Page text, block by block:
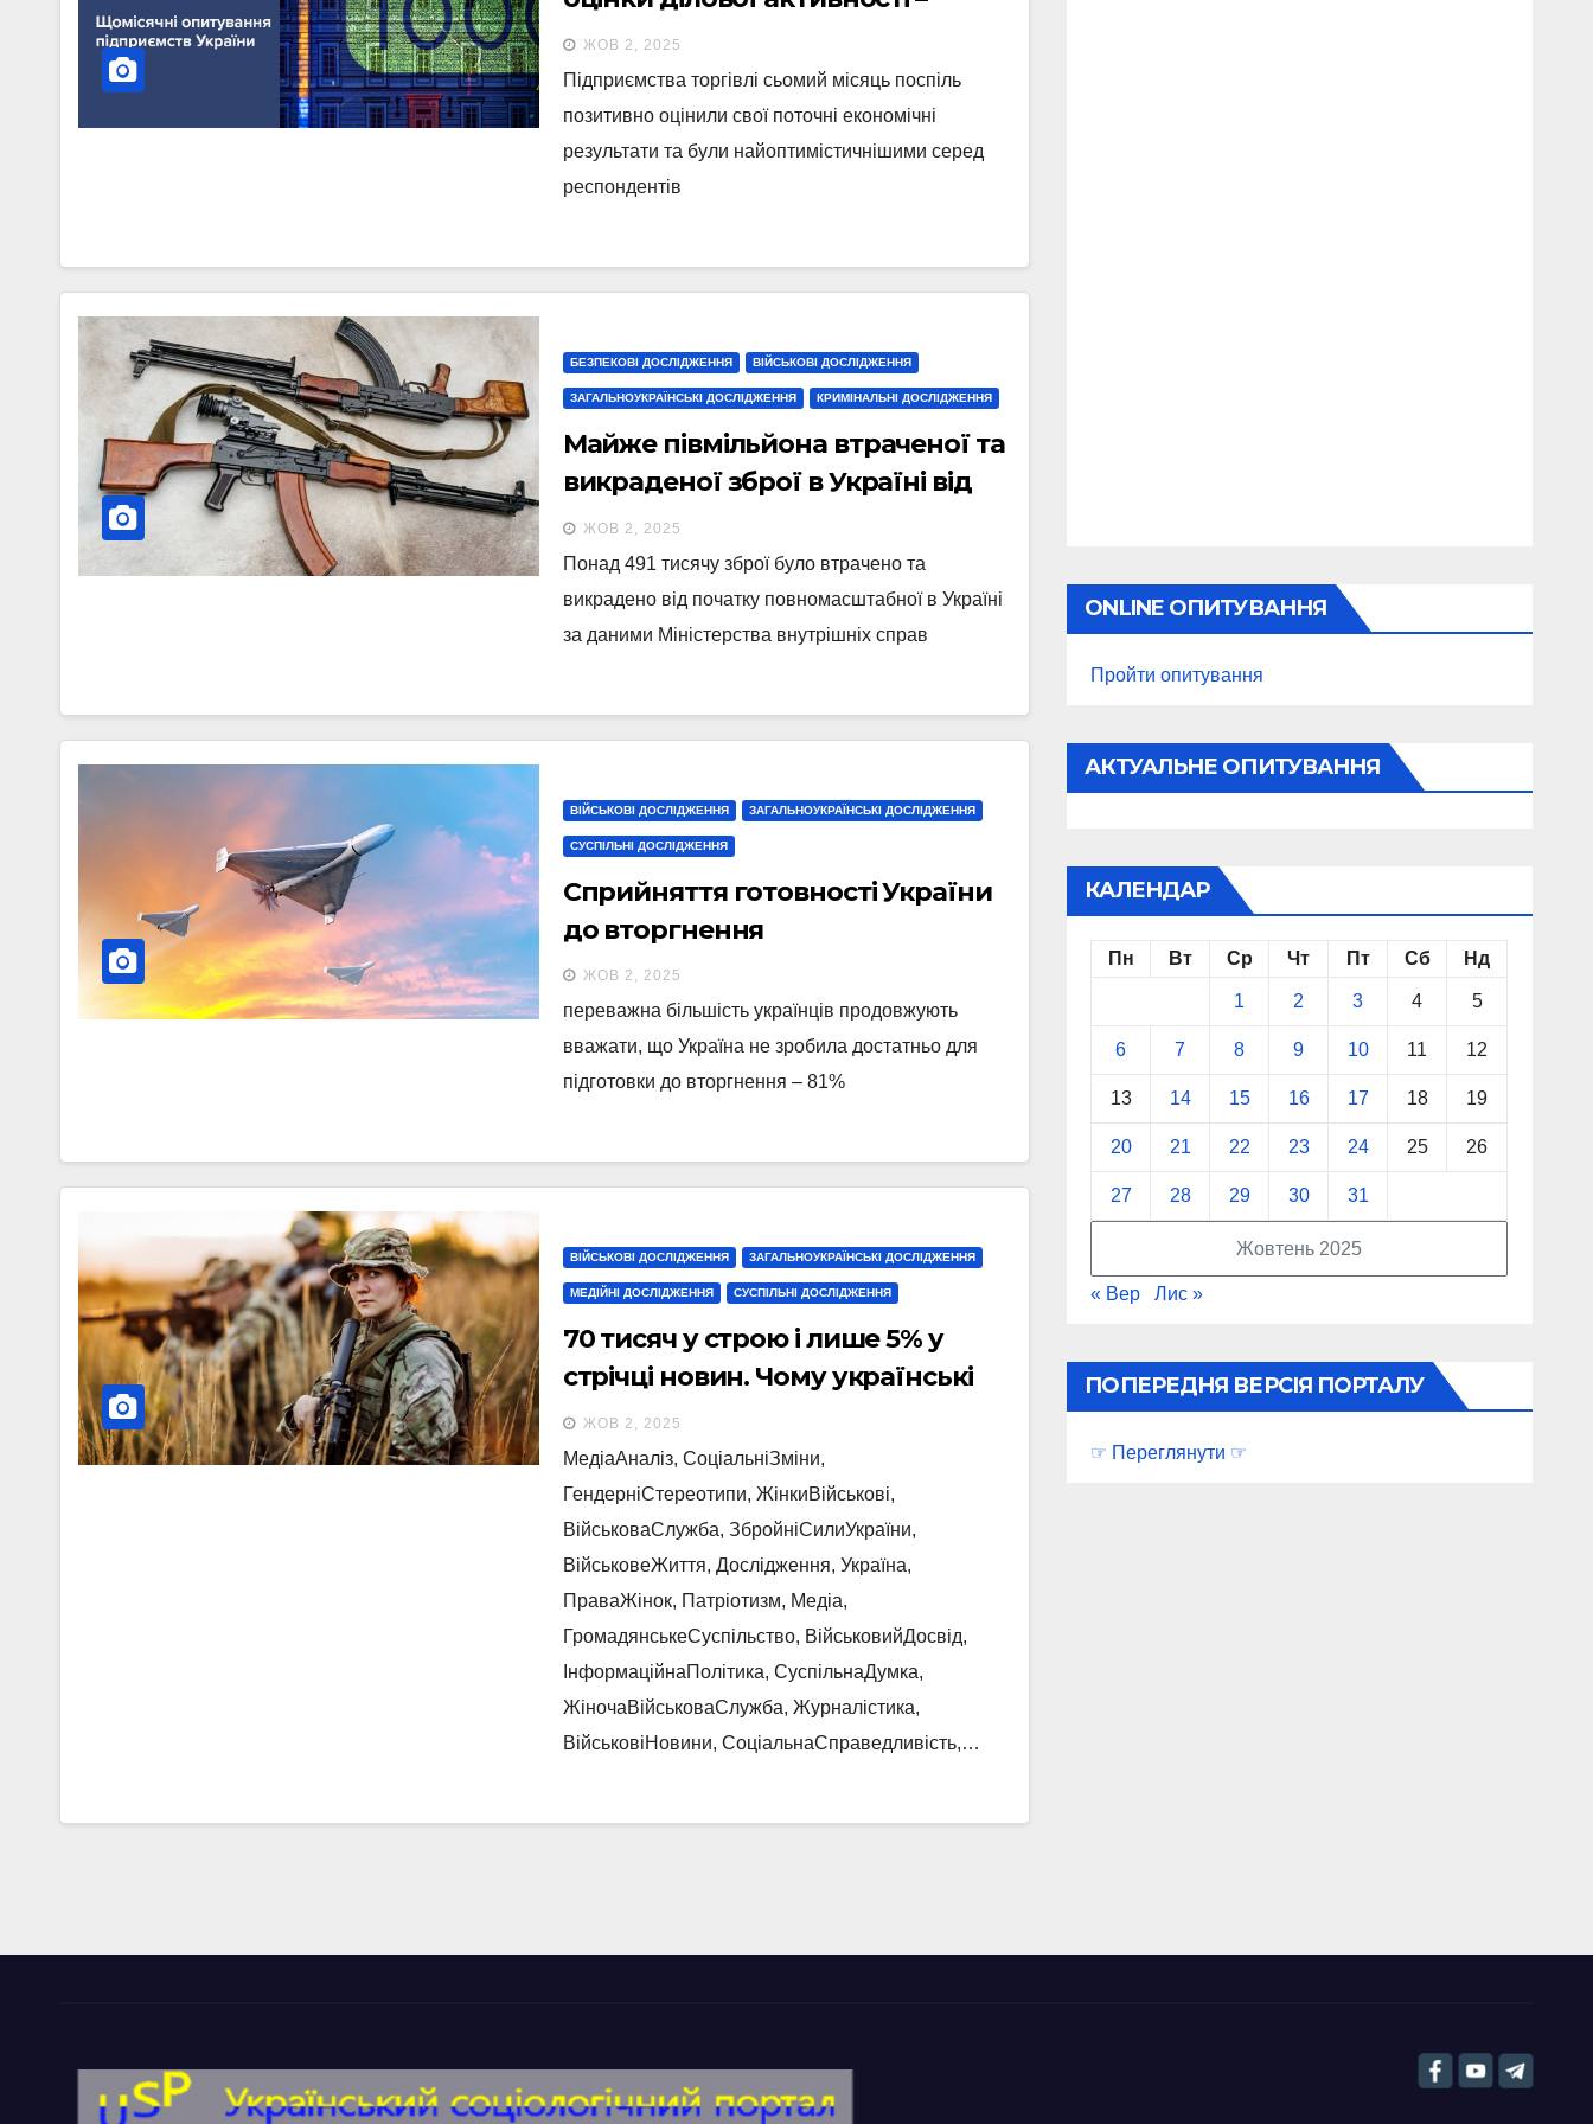
підсумки опитування
підприємств у вересні
ЖОВ 2, 2025
Підприємства торгівлі сьомий місяць поспіль
позитивно оцінили свої поточні економічні
результати та були найоптимістичнішими серед
респондентів
БЕЗПЕКОВІ ДОСЛІДЖЕННЯ ВІЙСЬКОВІ ДОСЛІДЖЕННЯ
ЗАГАЛЬНОУКРАЇНСЬКІ ДОСЛІДЖЕННЯ КРИМІНАЛЬНІ ДОСЛІДЖЕННЯ
Майже півмільйона втраченої та
викраденої зброї в Україні від
початку повномасштабної
ЖОВ 2, 2025
Понад 491 тисячу зброї було втрачено та
викрадено від початку повномасштабної в Україні
за даними Міністерства внутрішніх справ
ВІЙСЬКОВІ ДОСЛІДЖЕННЯ ЗАГАЛЬНОУКРАЇНСЬКІ ДОСЛІДЖЕННЯ
СУСПІЛЬНІ ДОСЛІДЖЕННЯ
Сприйняття готовності України
до вторгнення
ЖОВ 2, 2025
переважна більшість українців продовжують
вважати, що Україна не зробила достатньо для
підготовки до вторгнення – 81%
ВІЙСЬКОВІ ДОСЛІДЖЕННЯ ЗАГАЛЬНОУКРАЇНСЬКІ ДОСЛІДЖЕННЯ
МЕДІЙНІ ДОСЛІДЖЕННЯ СУСПІЛЬНІ ДОСЛІДЖЕННЯ
70 тисяч у строю і лише 5% у
стрічці новин. Чому українські
медіа не помічають жінок-
військових – моніторинг ІМІ
ЖОВ 2, 2025
МедіаАналіз, СоціальніЗміни,
ГендерніСтереотипи, ЖінкиВійськові,
ВійськоваСлужба, ЗбройніСилиУкраїни,
ВійськовеЖиття, Дослідження, Україна,
ПраваЖінок, Патріотизм, Медіа,
ГромадянськеСуспільство, ВійськовийДосвід,
ІнформаційнаПолітика, СуспільнаДумка,
ЖіночаВійськоваСлужба, Журналістика,
ВійськовіНовини, СоціальнаСправедливість,…
ONLINE ОПИТУВАННЯ
Пройти опитування
АКТУАЛЬНЕ ОПИТУВАННЯ
КАЛЕНДАР
Жовтень 2025
Пн Вт Ср Чт Пт Сб Нд
1 2 3 4 5
6 7 8 9 10 11 12
13 14 15 16 17 18 19
20 21 22 23 24 25 26
27 28 29 30 31
« Вер Лис »
ПОПЕРЕДНЯ ВЕРСІЯ ПОРТАЛУ
☞ Переглянути ☞